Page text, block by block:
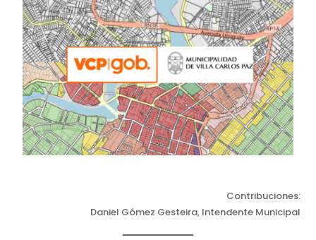
Contribuciones:
Daniel Gómez Gesteira, Intendente Municipal